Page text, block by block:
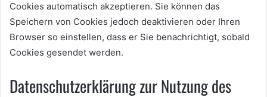
Cookies automatisch akzeptieren. Sie können das
Speichern von Cookies jedoch deaktivieren oder Ihren
Browser so einstellen, dass er Sie benachrichtigt, sobald
Cookies gesendet werden.
Datenschutzerklärung zur Nutzung des